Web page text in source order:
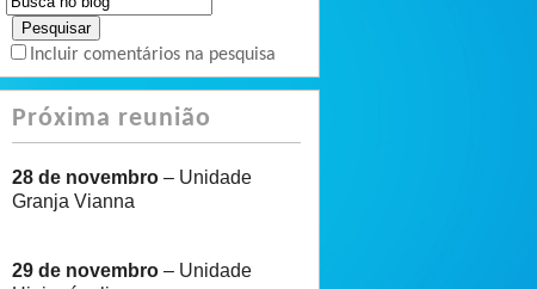
Incluir comentários na pesquisa
Próxima reunião
28 de novembro– Unidade
Granja Vianna
29 de novembro – Unidade